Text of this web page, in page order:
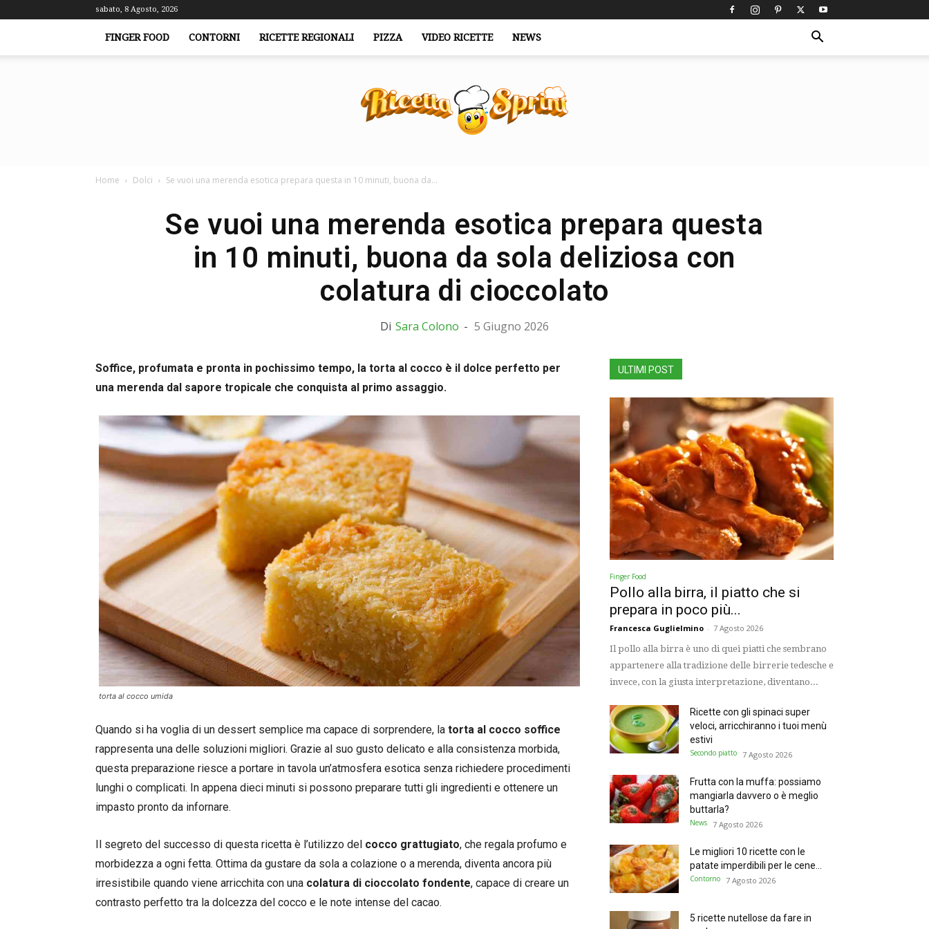
sabato, 8 Agosto, 2026
FINGER FOOD CONTORNI RICETTE REGIONALI PIZZA VIDEO RICETTE NEWS
Home Dolci Se vuoi una merenda esotica prepara questa in 10 minuti, buona da...
Se vuoi una merenda esotica prepara questa
in 10 minuti, buona da sola deliziosa con
colatura di cioccolato
Di Sara Colono - 5 Giugno 2026
Soffice, profumata e pronta in pochissimo tempo, la torta al cocco è il dolce perfetto per
una merenda dal sapore tropicale che conquista al primo assaggio.
torta al cocco umida
Quando si ha voglia di un dessert semplice ma capace di sorprendere, la torta al cocco soffice
rappresenta una delle soluzioni migliori. Grazie al suo gusto delicato e alla consistenza morbida,
questa preparazione riesce a portare in tavola un’atmosfera esotica senza richiedere procedimenti
lunghi o complicati. In appena dieci minuti si possono preparare tutti gli ingredienti e ottenere un
impasto pronto da infornare.
Il segreto del successo di questa ricetta è l’utilizzo del cocco grattugiato, che regala profumo e
morbidezza a ogni fetta. Ottima da gustare da sola a colazione o a merenda, diventa ancora più
irresistibile quando viene arricchita con una colatura di cioccolato fondente, capace di creare un
contrasto perfetto tra la dolcezza del cocco e le note intense del cacao.
ULTIMI POST
Finger Food
Pollo alla birra, il piatto che si
prepara in poco più...
Francesca Guglielmino - 7 Agosto 2026
Il pollo alla birra è uno di quei piatti che sembrano
appartenere alla tradizione delle birrerie tedesche e
invece, con la giusta interpretazione, diventano...
Ricette con gli spinaci super
veloci, arricchiranno i tuoi menù
estivi
Secondo piatto 7 Agosto 2026
Frutta con la muffa: possiamo
mangiarla davvero o è meglio
buttarla?
News 7 Agosto 2026
Le migliori 10 ricette con le
patate imperdibili per le cene...
Contorno 7 Agosto 2026
5 ricette nutellose da fare in